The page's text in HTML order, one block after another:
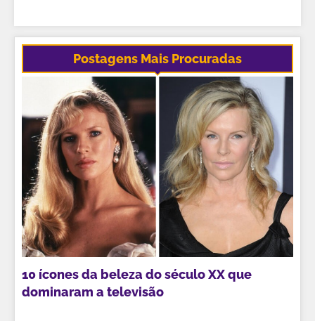
Postagens Mais Procuradas
10 ícones da beleza do século XX que
dominaram a televisão